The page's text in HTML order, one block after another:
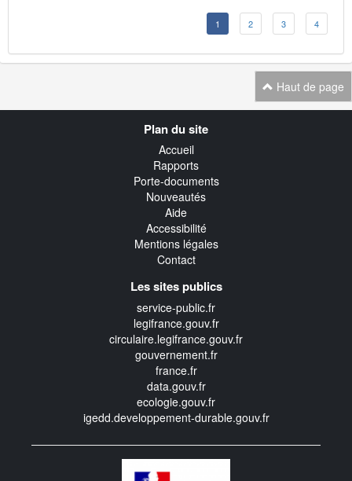
1 2 3 4
Haut de page
Plan du site
Accueil
Rapports
Porte-documents
Nouveautés
Aide
Accessibilité
Mentions légales
Contact
Les sites publics
service-public.fr
legifrance.gouv.fr
circulaire.legifrance.gouv.fr
gouvernement.fr
france.fr
data.gouv.fr
ecologie.gouv.fr
igedd.developpement-durable.gouv.fr